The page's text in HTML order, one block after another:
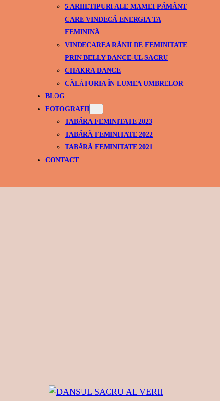
5 ARHETIPURI ALE MAMEI PĂMÂNT
CARE VINDECĂ ENERGIA TA
FEMININĂ
VINDECAREA RĂNII DE FEMINITATE
PRIN BELLY DANCE-UL SACRU
CHAKRA DANCE
CĂLĂTORIA ÎN LUMEA UMBRELOR
BLOG
FOTOGRAFII
TABĂRA FEMINITATE 2023
TABĂRĂ FEMINITATE 2022
TABĂRĂ FEMINITATE 2021
CONTACT